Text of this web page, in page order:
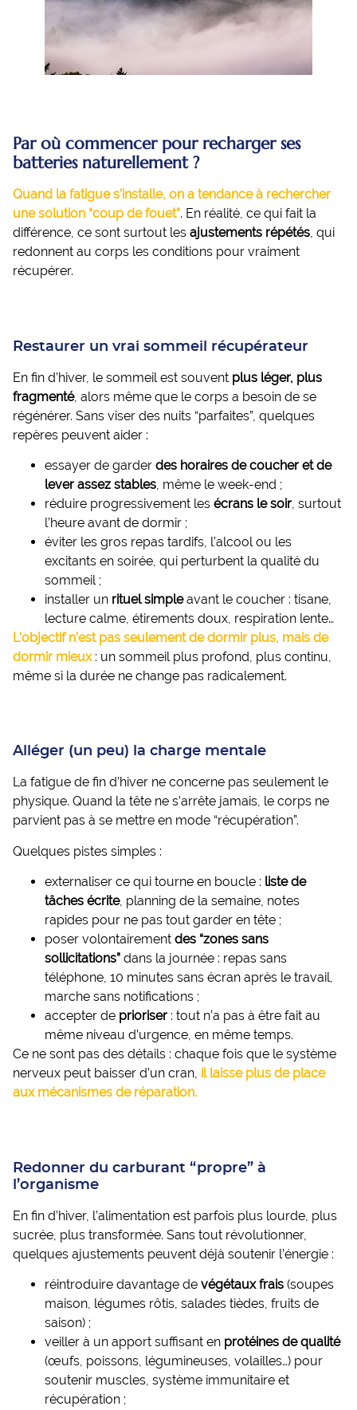
Par où commencer pour recharger ses
batteries naturellement ?
Quand la fatigue s’installe, on a tendance à rechercher
une solution “coup de fouet”. En réalité, ce qui fait la
différence, ce sont surtout les ajustements répétés, qui
redonnent au corps les conditions pour vraiment
récupérer.
Restaurer un vrai sommeil récupérateur
En fin d’hiver, le sommeil est souvent plus léger, plus
fragmenté, alors même que le corps a besoin de se
régénérer. Sans viser des nuits “parfaites”, quelques
repères peuvent aider :
essayer de garder des horaires de coucher et de
lever assez stables, même le week-end ;
réduire progressivement les écrans le soir, surtout
l’heure avant de dormir ;
éviter les gros repas tardifs, l’alcool ou les
excitants en soirée, qui perturbent la qualité du
sommeil ;
installer un rituel simpleavant le coucher : tisane,
lecture calme, étirements doux, respiration lente…
L’objectif n’est pas seulement de dormir plus, mais de
dormir mieux: un sommeil plus profond, plus continu,
même si la durée ne change pas radicalement.
Alléger (un peu) la charge mentale
La fatigue de fin d’hiver ne concerne pas seulement le
physique. Quand la tête ne s’arrête jamais, le corps ne
parvient pas à se mettre en mode “récupération”.
Quelques pistes simples :
externaliser ce qui tourne en boucle : liste de
tâches écrite, planning de la semaine, notes
rapides pour ne pas tout garder en tête ;
poser volontairement des “zones sans
sollicitations” dans la journée : repas sans
téléphone, 10 minutes sans écran après le travail,
marche sans notifications ;
accepter de prioriser : tout n’a pas à être fait au
même niveau d’urgence, en même temps.
Ce ne sont pas des détails : chaque fois que le système
nerveux peut baisser d’un cran, il laisse plus de place
aux mécanismes de réparation.
Redonner du carburant “propre” à
l’organisme
En fin d’hiver, l’alimentation est parfois plus lourde, plus
sucrée, plus transformée. Sans tout révolutionner,
quelques ajustements peuvent déjà soutenir l’énergie :
réintroduire davantage de végétaux frais (soupes
maison, légumes rôtis, salades tièdes, fruits de
saison) ;
veiller à un apport suffisant en protéines de qualité
(œufs, poissons, légumineuses, volailles…) pour
soutenir muscles, système immunitaire et
récupération ;